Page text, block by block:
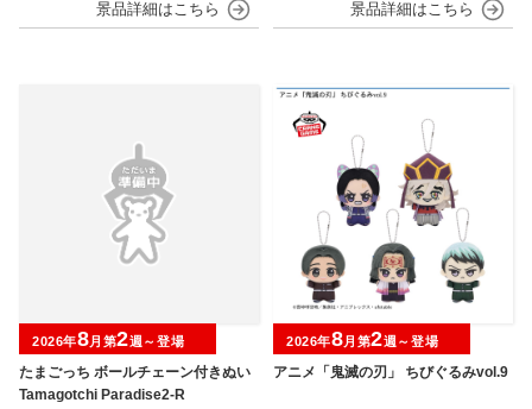
たまごっち ボールチェーン付きぬい
Tamagotchi Paradise2-R
2026年8月第2週～登場
アニメ「鬼滅の刃」 ちびぐるみvol.9
2026年8月第2週～登場